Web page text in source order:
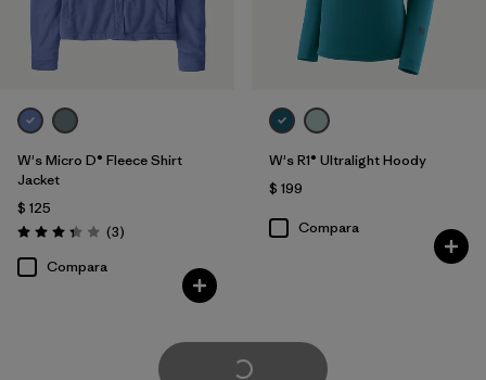
W's Micro D® Fleece Shirt
Jacket
$ 125
Valoración: 3.3 / 5
(3Comentarios
)
Compara
W's R1® Ultralight Hoody
$ 199
Compara
Cargar Más